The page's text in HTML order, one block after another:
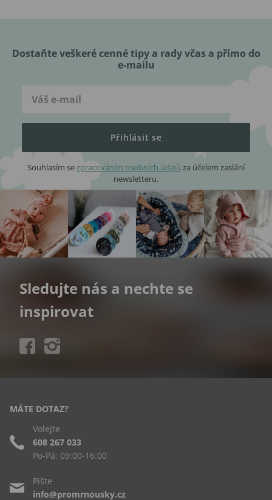
Dostaňte veškeré cenné tipy a rady včas a přímo do
e-mailu
Přihlásit se
Souhlasím sezpracováním osobních údajů za účelem zaslání
newsletteru.
Sledujte nás a nechte se
inspirovat
MÁTE DOTAZ?
Volejte
608 267 033
Po-Pá: 09:00-16:00
Pište
info@promrnousky.cz